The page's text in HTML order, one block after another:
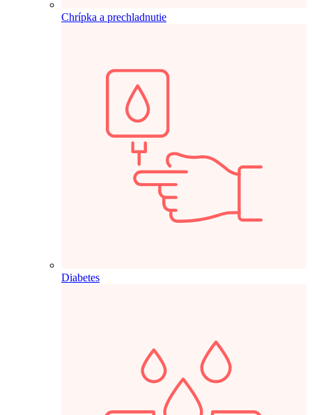
Chrípka a prechladnutie
Diabetes